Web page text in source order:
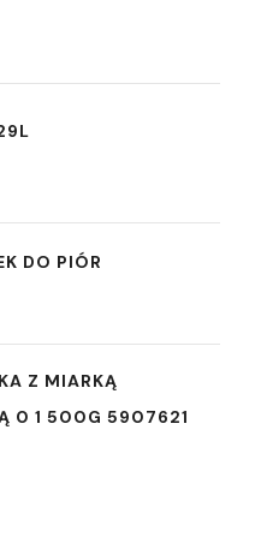
DO PIÓR
Z MIARKĄ
0 1 500G 5907621